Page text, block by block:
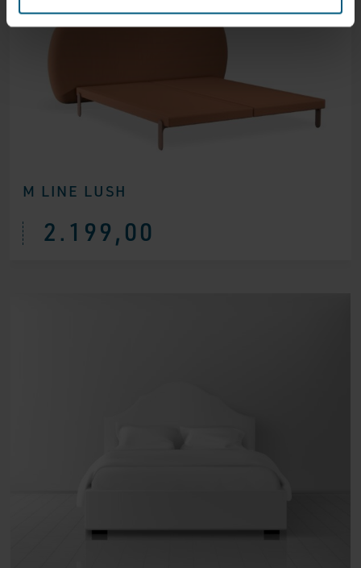
M LINE LUSH
2.199,00